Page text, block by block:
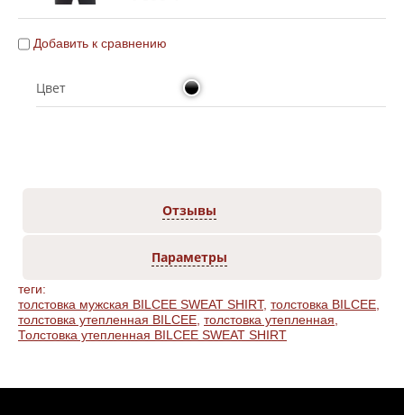
Добавить к сравнению
Цвет
Отзывы
Параметры
теги:
толстовка мужская BILCEE SWEAT SHIRT, толстовка BILCEE,
толстовка утепленная BILCEE, толстовка утепленная,
Толстовка утепленная BILCEE SWEAT SHIRT